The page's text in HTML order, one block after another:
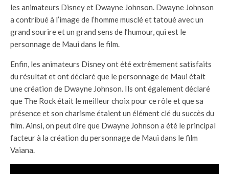
les animateurs Disney et Dwayne Johnson. Dwayne Johnson
a contribué à l’image de l’homme musclé et tatoué avec un
grand sourire et un grand sens de l’humour, qui est le
personnage de Maui dans le film.
Enfin, les animateurs Disney ont été extrêmement satisfaits
du résultat et ont déclaré que le personnage de Maui était
une création de Dwayne Johnson. Ils ont également déclaré
que The Rock était le meilleur choix pour ce rôle et que sa
présence et son charisme étaient un élément clé du succès du
film. Ainsi, on peut dire que Dwayne Johnson a été le principal
facteur à la création du personnage de Maui dans le film
Vaiana.